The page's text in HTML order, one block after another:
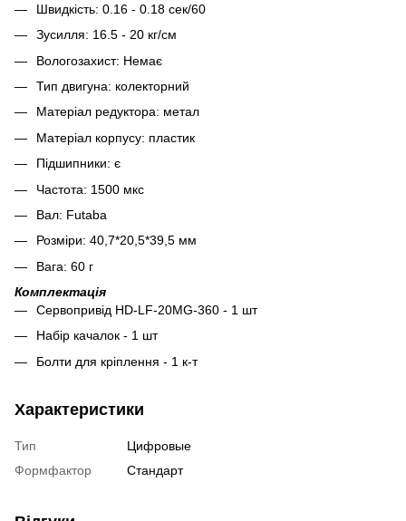
Швидкість: 0.16 - 0.18 сек/60
Зусилля: 16.5 - 20 кг/см
Вологозахист: Немає
Тип двигуна: колекторний
Матеріал редуктора: метал
Матеріал корпусу: пластик
Підшипники: є
Частота: 1500 мкс
Вал: Futaba
Розміри: 40,7*20,5*39,5 мм
Вага: 60 г
Комплектація
Сервопривід HD-LF-20MG-360 - 1 шт
Набір качалок - 1 шт
Болти для кріплення - 1 к-т
Характеристики
Тип
Цифровые
Формфактор
Стандарт